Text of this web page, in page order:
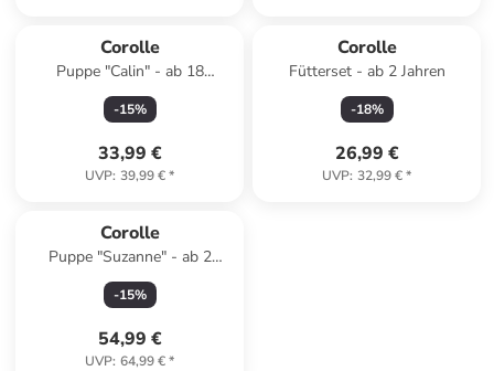
Corolle
Puppe "Calin" - ab 18
Monaten
-15%
33,99 €
UVP: 39,99 €*
Corolle
Fütterset - ab 2 Jahren
-18%
26,99 €
UVP: 32,99 €*
Corolle
Puppe "Suzanne" - ab 2
Jahren
-15%
54,99 €
UVP: 64,99 €*